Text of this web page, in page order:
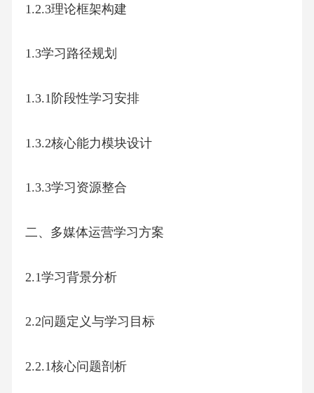
1.2.3理论框架构建
1.3学习路径规划
1.3.1阶段性学习安排
1.3.2核心能力模块设计
1.3.3学习资源整合
二、多媒体运营学习方案
2.1学习背景分析
2.2问题定义与学习目标
2.2.1核心问题剖析